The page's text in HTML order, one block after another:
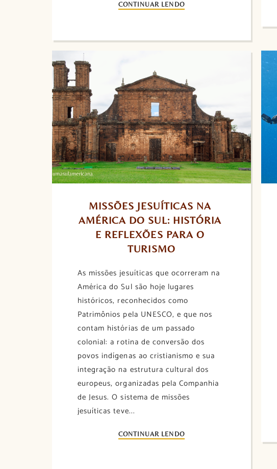
CONTINUAR LENDO
MISSÕES JESUÍTICAS NA
AMÉRICA DO SUL: HISTÓRIA
E REFLEXÕES PARA O
TURISMO
As missões jesuíticas que ocorreram na
América do Sul são hoje lugares
históricos, reconhecidos como
Patrimônios pela UNESCO, e que nos
contam histórias de um passado
colonial: a rotina de conversão dos
povos indígenas ao cristianismo e sua
integração na estrutura cultural dos
europeus, organizadas pela Companhia
de Jesus. O sistema de missões
jesuíticas teve...
CONTINUAR LENDO